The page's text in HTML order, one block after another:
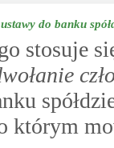
do banku
stosuje
którym